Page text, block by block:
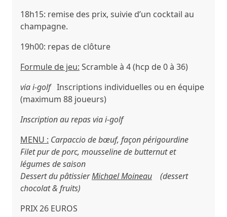
18h15: remise des prix, suivie d’un cocktail au
champagne.
19h00: repas de clôture
Formule de jeu: Scramble à 4 (hcp de 0 à 36)
via i-golf Inscriptions individuelles ou en équipe
(maximum 88 joueurs)
Inscription au repas via i-golf
MENU : Carpaccio de bœuf, façon périgourdine
Filet pur de porc, mousseline de butternut et
légumes de saison
Dessert du pâtissierMichael Moineau (dessert
chocolat & fruits)
PRIX 26 EUROS